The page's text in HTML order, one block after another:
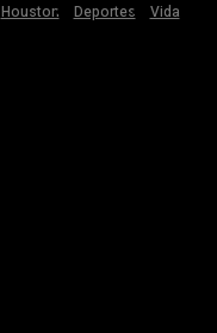
Houston Deportes Vida